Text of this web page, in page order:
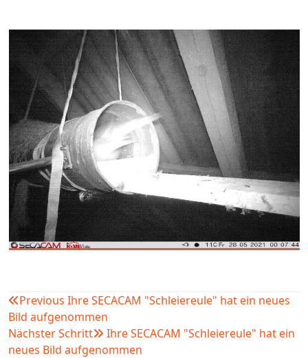
Beitragsnavigation
Previous Ihre SECACAM "Schleiereule" hat ein neues
Bild aufgenommen
Nächster Schritt
Ihre SECACAM "Schleiereule" hat ein
neues Bild aufgenommen